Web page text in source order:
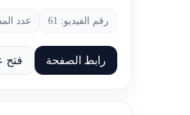
رقم الفيديو: 61 عدد
رابط الصفحة فتح